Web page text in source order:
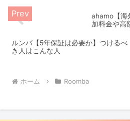
ahamo【海
加料金や高
ルンバ【5年保証は必要か】つけるべ
き人はこんな人
ホーム Roomba